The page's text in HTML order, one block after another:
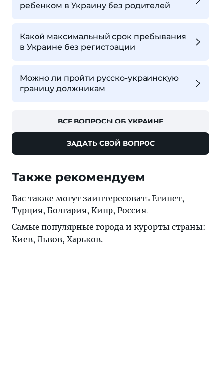
ребенком в Украину без родителей
Какой максимальный срок пребывания
в Украине без регистрации
Можно ли пройти русско-украинскую
границу должникам
ВСЕ ВОПРОСЫ ОБ УКРАИНЕ
ЗАДАТЬ СВОЙ ВОПРОС
Также рекомендуем
Вас также могут заинтересовать Египет,
Турция, Болгария, Кипр, Россия.
Самые популярные города и курорты страны:
Киев, Львов, Харьков.